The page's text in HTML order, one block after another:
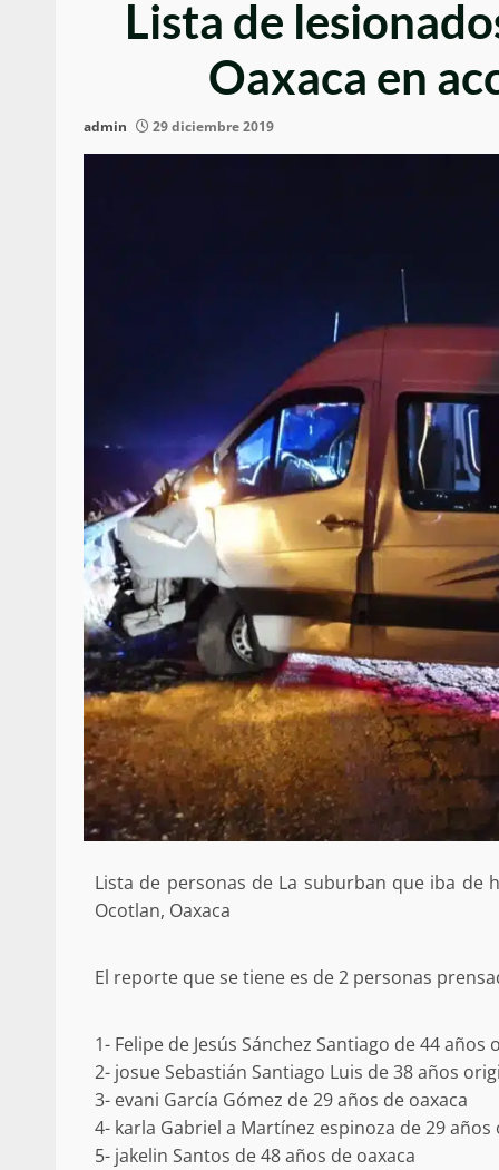
Lista de
Oaxaca en
admin 29 diciembre 2019
Lista de personas de La suburban que iba de
Ocotlan, Oaxaca
El reporte que se tiene es de 2 personas
1- Felipe de Jesús Sánchez Santiago de 44
2- josue Sebastián Santiago Luis de 38 años
3- evani García Gómez de 29 años de oaxaca
4- karla Gabriel a Martínez espinoza de 29
5- jakelin Santos de 48 años de oaxaca
Respaldar la Reforma Electoral
lado del pueblo: Tania
5 marzo 2026